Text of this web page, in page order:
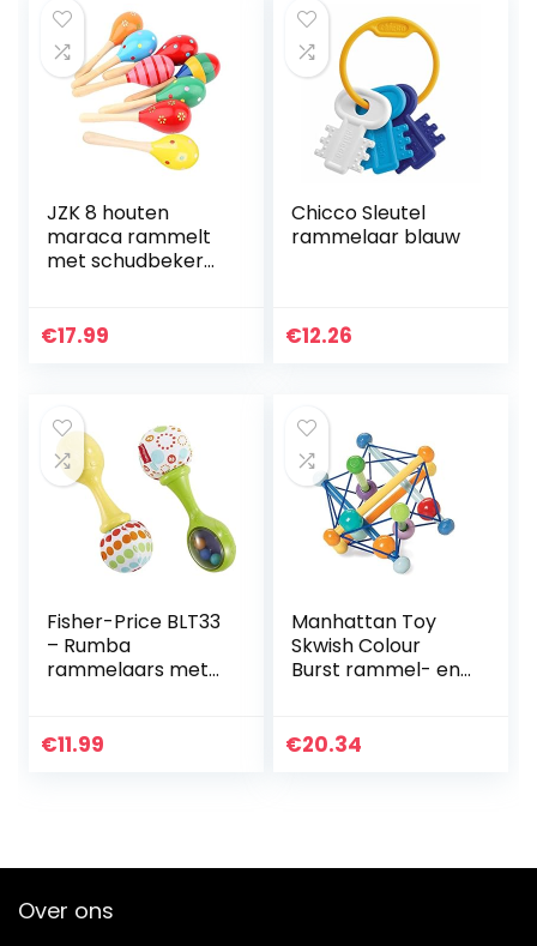
JZK 8 houten
maraca rammelt
met schudbeker
speelgoed partij
€17.99
Chicco Sleutel
rammelaar blauw
€12.26
Fisher-Price BLT33
– Rumba
rammelaars met
vanaf 3 maanden
€11.99
Manhattan Toy
Skwish Colour
Burst rammel- en
d
€20.34
Over ons